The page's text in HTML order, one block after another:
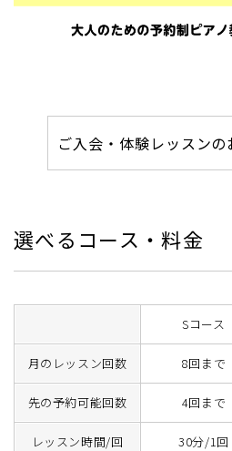
ご入会・体験レッスン
選べるコース・料金
Sコース
月のレッスン回数 8回まで
先の予約可能回数 4回まで
レッスン時間/回 30分/1回